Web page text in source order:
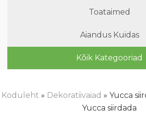
Toataimed
Aiandus Kuidas
Kõik Kategooriad
Koduleht » Dekoratiivaiad » Yucca
Yucca siirdada